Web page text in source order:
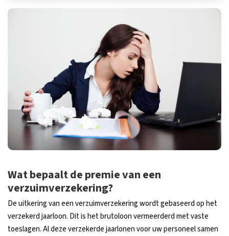
Wat bepaalt de premie van een
verzuimverzekering?
De uitkering van een verzuimverzekering wordt gebaseerd op het
verzekerd jaarloon. Dit is het brutoloon vermeerderd met vaste
toeslagen. Al deze verzekerde jaarlonen voor uw personeel samen